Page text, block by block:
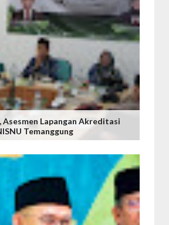
Asesmen Lapangan Akreditasi
Temanggung